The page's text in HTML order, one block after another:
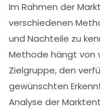
Im Rahmen der
verschiedenen
und Nachteile zu
Methode hängt von
Zielgruppe, den
gewünschten
Analyse der